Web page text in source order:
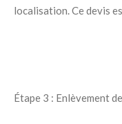
localisation. Ce devis
Étape 3 : Enlèvement